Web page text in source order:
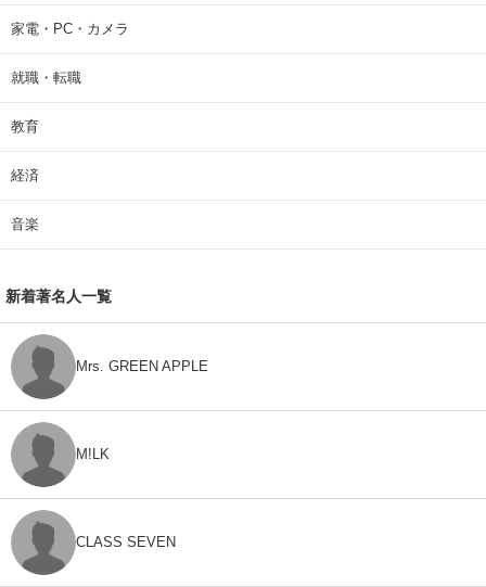
家電・PC・カメラ
就職・転職
教育
経済
音楽
新着著名人一覧
Mrs. GREEN APPLE
M!LK
CLASS SEVEN